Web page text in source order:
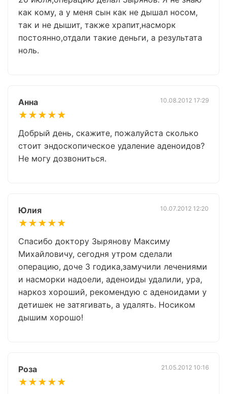
как кому, а у меня сын как не дышал носом,
так и не дышит, также храпит,насморк
постоянно,отдали такие деньги, а результата
ноль.
Анна
★★★★★
10.08.2012 17:29
Добрый день, скажите, пожалуйста сколько
стоит эндоскопическое удаление аденоидов?
Не могу дозвониться.
Юлия
★★★★★
10.07.2012 12:20
Спасибо доктору Зырянову Максиму
Михайловичу, сегодня утром сделали
операцию, доче 3 годика,замучили лечениями
и насморки надоели, аденоиды удалили, ура,
наркоз хороший, рекомендую с аденоидами у
детишек не затягивать, а удалять. Носиком
дышим хорошо!
Роза
★★★★★
21.05.2012 10:16